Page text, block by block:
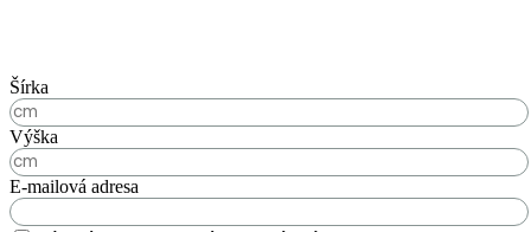
Šírka
Výška
E-mailová adresa